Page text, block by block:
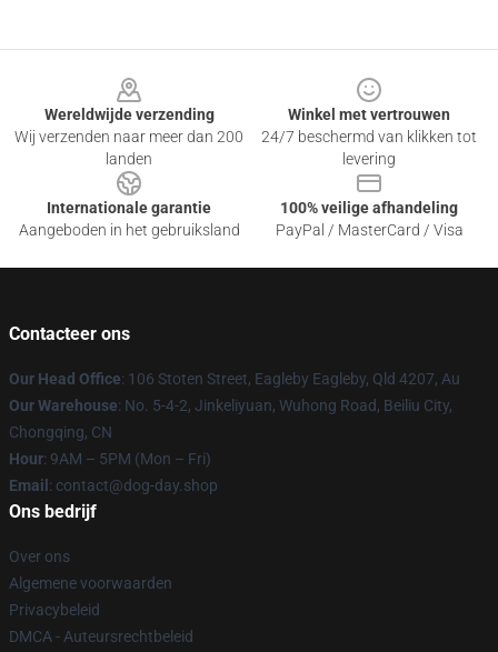
Wereldwijde verzending
Wij verzenden naar meer dan 200
landen
Winkel met vertrouwen
24/7 beschermd van klikken tot
levering
Internationale garantie
Aangeboden in het gebruiksland
100% veilige afhandeling
PayPal / MasterCard / Visa
Contacteer ons
Our Head Office: 106 Stoten Street, Eagleby Eagleby, Qld 4207, Au
Our Warehouse: No. 5-4-2, Jinkeliyuan, Wuhong Road, Beiliu City,
Chongqing, CN
Hour: 9AM – 5PM (Mon – Fri)
Email : contact@dog-day.shop
Ons bedrijf
Over ons
Algemene voorwaarden
Privacybeleid
DMCA - Auteursrechtbeleid